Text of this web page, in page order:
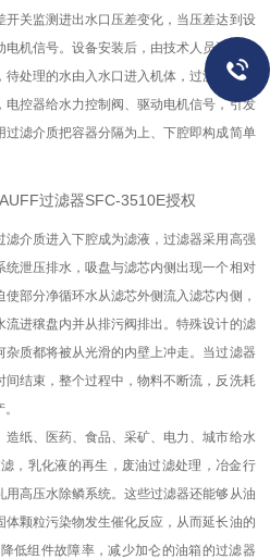
开关监测进出水口压差变化，当压差达到设
机信号。设备安装后，由技术人员进行调
处理的水由入水口进入机体，过滤器开始
控器给水力控制阀、驱动电机信号，引发
滤介质把容器分隔为上、下腔即构成简单
滤介质进入下腔成为滤液，过滤器采用高强
泄压排水，吸盘与滤芯内侧出现一个相对
部分净循环水从滤芯外侧流入滤芯内侧，
进穣盘内并从排污阀排出。特殊设计的滤
质都将被从光滑的内壁上冲走。当过滤器
结束，整个过程中，物料不断流，反洗耗
纸、医药、食品、采矿、电力、城市给水
，乳化液的再生，废油过滤处理，冶金行
高压水除鳞系统。这些过滤器还能够从油
颗粒污染物发生催化反应，从而延长油的
低组件故障率，减少加仑的油箱的过滤器